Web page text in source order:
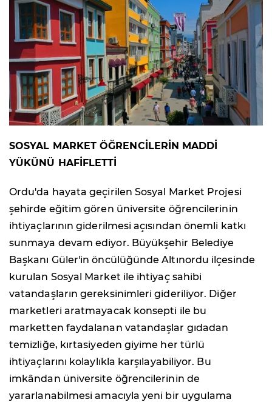
SOSYAL MARKET ÖĞRENCİLERİN MADDİ
YÜKÜNÜ HAFİFLETTİ
Ordu'da hayata geçirilen Sosyal Market Projesi
şehirde eğitim gören üniversite öğrencilerinin
ihtiyaçlarının giderilmesi açısından önemli katkı
sunmaya devam ediyor. Büyükşehir Belediye
Başkanı Güler'in öncülüğünde Altınordu ilçesinde
kurulan Sosyal Market ile ihtiyaç sahibi
vatandaşların gereksinimleri gideriliyor. Diğer
marketleri aratmayacak konsepti ile bu
marketten faydalanan vatandaşlar gıdadan
temizliğe, kırtasiyeden giyime her türlü
ihtiyaçlarını kolaylıkla karşılayabiliyor. Bu
imkândan üniversite öğrencilerinin de
yararlanabilmesi amacıyla yeni bir uygulama